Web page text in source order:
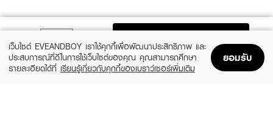
ผลลัพธ์ที่ได้ :
ครีมบำรุงผิวหน้า แบบไม่มีน้ำหอม ช่วยเติมน้ำและช่วยฟื้นบำรุงให้แก่ผิวแพ้ง่าย ช่วย
ให้ผิวเปล่งปลั่งดูมีสุขภาพผิว ช่วยฟื้นบำรุงปราการรักษาความชุ่มชื่นให้แก่ผิวซึ่งถูก
ทำร้ายจากมลภาวะ
● NEUTROGENA Hydro Boost Nourishing Gel Cream
เว็บไซต์ EVEANDBOY เราใช้คุกกี้เพื่อพัฒนาประสิทธิภาพ และ
ประสบการณ์ที่ดีในการใช้เว็บไซต์ของคุณ คุณสามารถศึกษา
รายละเอียดได้ที่ เรียนรู้เกี่ยวกับคุกกี้ของเบราว์เซอร์เพิ่มเติม
ยอมรับ